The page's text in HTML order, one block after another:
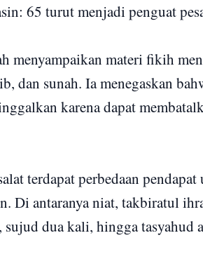
65 turut menjadi penguat
menyampaikan materi fikih
dan sunah. Ia menegaskan
karena dapat
terdapat perbedaan
Di antaranya niat, takbiratul
dua kali, hingga tasyahud